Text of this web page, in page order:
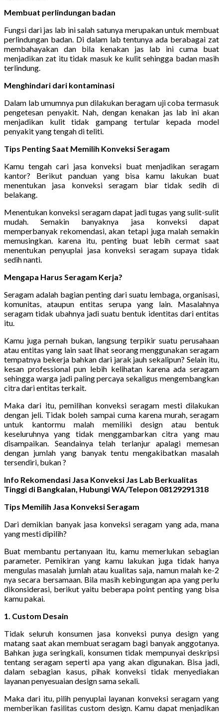
Membuat perlindungan badan
Fungsi dari jas lab ini salah satunya merupakan untuk membuat
perlindungan badan. Di dalam lab tentunya ada berabagai zat
membahayakan dan bila kenakan jas lab ini cuma buat
menjadikan zat itu tidak masuk ke kulit sehingga badan masih
terlindung.
Menghindari dari kontaminasi
Dalam lab umumnya pun dilakukan beragam uji coba termasuk
pengetesan penyakit. Nah, dengan kenakan jas lab ini akan
menjadikan kulit tidak gampang tertular kepada model
penyakit yang tengah di teliti.
Tips Penting Saat Memilih Konveksi Seragam
Kamu tengah cari jasa konveksi buat menjadikan seragam
kantor? Berikut panduan yang bisa kamu lakukan buat
menentukan jasa konveksi seragam biar tidak sedih di
belakang.
Menentukan konveksi seragam dapat jadi tugas yang sulit-sulit
mudah. Semakin banyaknya jasa konveksi dapat
memperbanyak rekomendasi, akan tetapi juga malah semakin
memusingkan. karena itu, penting buat lebih cermat saat
menentukan penyuplai jasa konveksi seragam supaya tidak
sedih nanti.
Mengapa Harus Seragam Kerja?
Seragam adalah bagian penting dari suatu lembaga, organisasi,
komunitas, ataupun entitas serupa yang lain. Masalahnya
seragam tidak ubahnya jadi suatu bentuk identitas dari entitas
itu.
Kamu juga pernah bukan, langsung terpikir suatu perusahaan
atau entitas yang lain saat lihat seorang menggunakan seragam
tempatnya bekerja bahkan dari jarak jauh sekalipun? Selain itu,
kesan professional pun lebih kelihatan karena ada seragam
sehingga warga jadi paling percaya sekaligus mengembangkan
citra dari entitas terkait.
Maka dari itu, pemilihan konveksi seragam mesti dilakukan
dengan jeli. Tidak boleh sampai cuma karena murah, seragam
untuk kantormu malah memiliki design atau bentuk
keseluruhnya yang tidak menggambarkan citra yang mau
disampaikan. Seandainya telah terlanjur apalagi memesan
dengan jumlah yang banyak tentu mengakibatkan masalah
tersendiri, bukan ?
Info Rekomendasi Jasa Konveksi Jas Lab Berkualitas
Tinggi di Bangkalan, Hubungi WA/Telepon 08129291318
Tips Memilih Jasa Konveksi Seragam
Dari demikian banyak jasa konveksi seragam yang ada, mana
yang mesti dipilih?
Buat membantu pertanyaan itu, kamu memerlukan sebagian
parameter. Pemikiran yang kamu lakukan juga tidak hanya
mengulas masalah jumlah atau kualitas saja, namun malah ke-2
nya secara bersamaan. Bila masih kebingungan apa yang perlu
dikonsiderasi, berikut yaitu beberapa point penting yang bisa
kamu pakai.
1. Custom Desain
Tidak seluruh konsumen jasa konveksi punya design yang
matang saat akan membuat seragam bagi banyak anggotanya.
Bahkan juga seringkali, konsumen tidak mempunyai deskripsi
tentang seragam seperti apa yang akan digunakan. Bisa jadi,
dalam sebagian kasus, pihak konveksi tidak menyediakan
layanan penyesuaian design sama sekali.
Maka dari itu, pilih penyuplai layanan konveksi seragam yang
memberikan fasilitas custom design. Kamu dapat menjadikan